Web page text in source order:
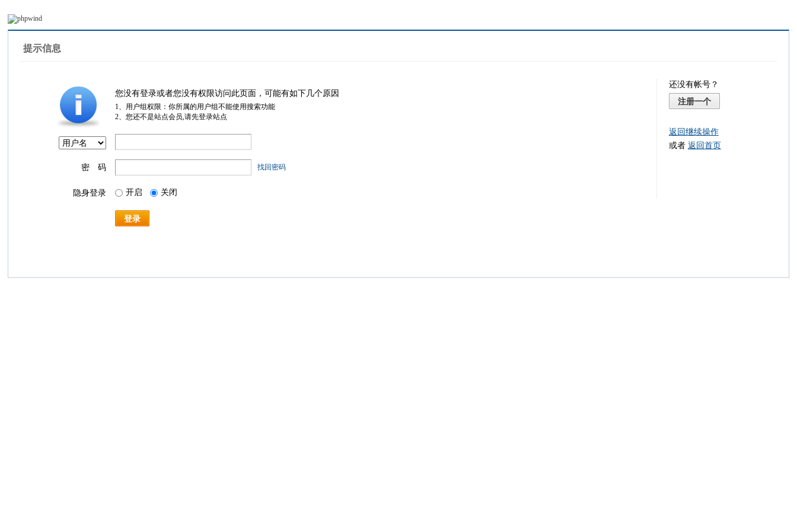
提示信息
您没有登录或者您没有权限访问此页面，可能有如下几个原因
1、用户组权限：你所属的用户组不能使用搜索功能
2、您还不是站点会员,请先登录站点
密 码 找回密码
隐身登录 开启 关闭
登录
还没有帐号？
注册一个
返回继续操作
或者 返回首页